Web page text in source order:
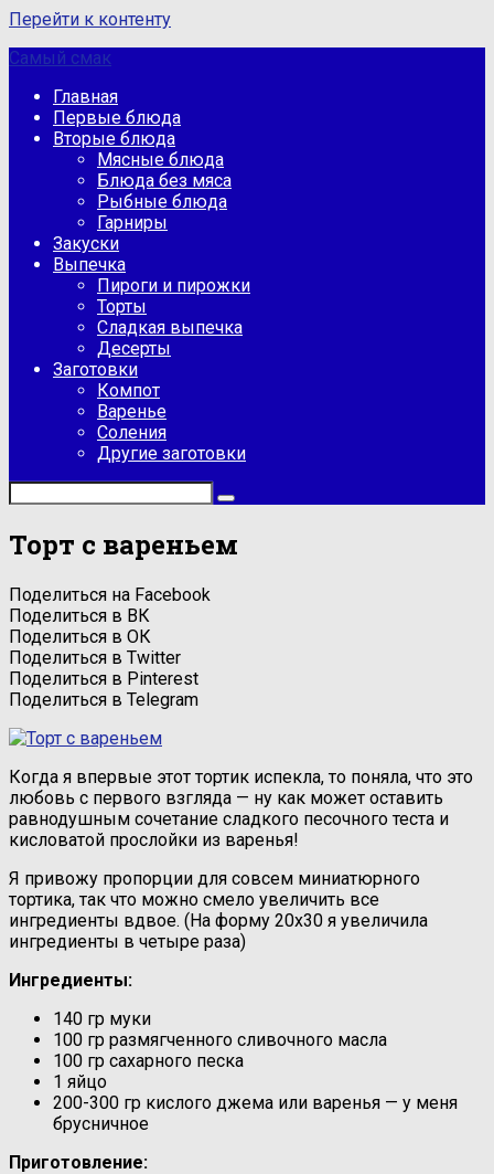
Перейти к контенту
Самый смак
Главная
Первые блюда
Вторые блюда
Мясные блюда
Блюда без мяса
Рыбные блюда
Гарниры
Закуски
Выпечка
Пироги и пирожки
Торты
Сладкая выпечка
Десерты
Заготовки
Компот
Варенье
Соления
Другие заготовки
Торт с вареньем
Поделиться на Facebook
Поделиться в ВК
Поделиться в ОК
Поделиться в Twitter
Поделиться в Pinterest
Поделиться в Telegram
Когда я впервые этот тортик испекла, то поняла, что это
любовь с первого взгляда — ну как может оставить
равнодушным сочетание сладкого песочного теста и
кисловатой прослойки из варенья!
Я привожу пропорции для совсем миниатюрного
тортика, так что можно смело увеличить все
ингредиенты вдвое. (На форму 20х30 я увеличила
ингредиенты в четыре раза)
Ингредиенты:
140 гр муки
100 гр размягченного сливочного масла
100 гр сахарного песка
1 яйцо
200-300 гр кислого джема или варенья — у меня
брусничное
Приготовление: